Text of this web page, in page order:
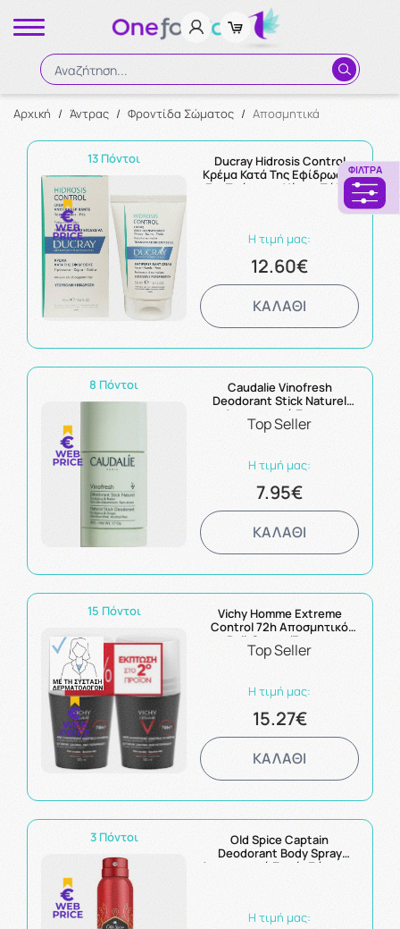
Αναζήτηση...
Αναζήτηση
Αρχική / Άντρας / Φροντίδα Σώματος / Αποσμητικά
ΦΊΛΤΡΑ
13 Πόντοι
Ducray Hidrosis Control
Κρέμα Κατά Της Εφίδρωσης
Για Πρόσωπο-Χέρια-Πόδια
Η τιμή μας:
12.60€
ΚΑΛΑΘΙ
8 Πόντοι
Caudalie Vinofresh
Deodorant Stick Naturel
Αποσμητικό Στικ με
Ευκάλυπτο και Σταφύλι
Top Seller
Η τιμή μας:
7.95€
ΚΑΛΑΘΙ
15 Πόντοι
Vichy Homme Extreme
Control 72h Αποσμητικό
Roll-On για Έντονη
Εφίδρωση 2x50ml
Top Seller
Η τιμή μας:
15.27€
ΚΑΛΑΘΙ
3 Πόντοι
Old Spice Captain
Deodorant Body Spray
Αποσμητικό Σπρέι Σώματος
Η τιμή μας: